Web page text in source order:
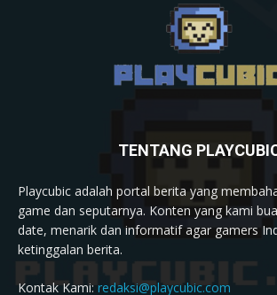
TENTANG
Playcubic adalah portal berita yang
game dan seputarnya. Konten yang kami
date, menarik dan informatif agar gamers
ketinggalan berita.
Kontak Kami:redaksi@playcubic.com